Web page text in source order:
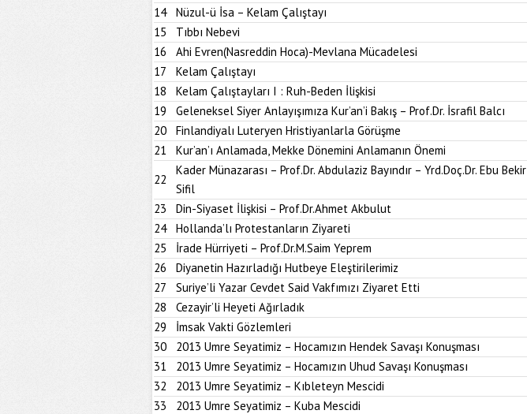
14
Nüzul-ü İsa – Kelam Çalıştayı
15
Tıbbı Nebevi
16
Ahi Evren(Nasreddin Hoca)-Mevlana Mücadelesi
17
Kelam Çalıştayı
18
Kelam Çalıştayları I : Ruh-Beden İlişkisi
19
Geleneksel Siyer Anlayışımıza Kur’an’i Bakış – Prof.Dr. İsrafil Balcı
20
Finlandiyalı Luteryen Hristiyanlarla Görüşme
21
Kur’an’ı Anlamada, Mekke Dönemini Anlamanın Önemi
22
Kader Münazarası – Prof.Dr. Abdulaziz Bayındır – Yrd.Doç.Dr. Ebu Bekir
Sifil
23
Din-Siyaset İlişkisi – Prof.Dr.Ahmet Akbulut
24
Hollanda’lı Protestanların Ziyareti
25
İrade Hürriyeti – Prof.Dr.M.Saim Yeprem
26
Diyanetin Hazırladığı Hutbeye Eleştirilerimiz
27
Suriye’li Yazar Cevdet Said Vakfımızı Ziyaret Etti
28
Cezayir’li Heyeti Ağırladık
29
İmsak Vakti Gözlemleri
30
2013 Umre Seyatimiz – Hocamızın Hendek Savaşı Konuşması
31
2013 Umre Seyatimiz – Hocamızın Uhud Savaşı Konuşması
32
2013 Umre Seyatimiz – Kıbleteyn Mescidi
33
2013 Umre Seyatimiz – Kuba Mescidi